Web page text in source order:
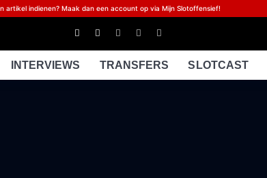
artikel indienen? Maak dan een account op via Mijn Slotoffensief!
INTERVIEWS TRANSFERS SLOTCAST